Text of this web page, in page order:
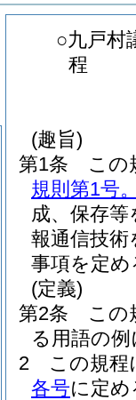
○九戸村
程
(趣旨)
第1条
この
規則第1号
成、保存
報通信技
事項を定
(定義)
第2条
この
る用語の
2
この規
各号に定